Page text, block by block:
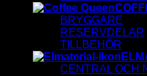
BRYGGARE
RESERVDELAR
TILLBEHÖR
CENTRAL OCH